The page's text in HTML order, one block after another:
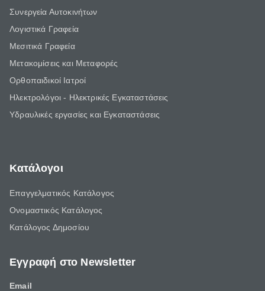
Συνεργεία Αυτοκινήτων
Λογιστικά Γραφεία
Μεσιτικά Γραφεία
Μετακομίσεις και Μεταφορές
Ορθοπαιδικοί Ιατροί
Ηλεκτρολόγοι - Ηλεκτρικές Εγκαταστάσεις
Υδραυλικές εργασίες και Εγκαταστάσεις
Κατάλογοι
Επαγγελματικός Κατάλογος
Ονομαστικός Κατάλογος
Κατάλογος Δημοσίου
Εγγραφή στο Newsletter
Email